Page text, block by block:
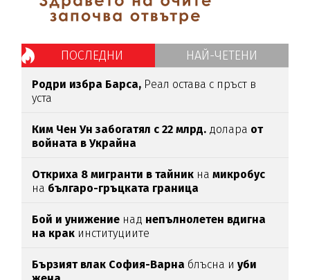
ПОСЛЕДНИ НАЙ-ЧЕТЕНИ
Родри избра Барса, Реал остава с пръст в
уста
Ким Чен Ун забогатял с 22 млрд. долара от
войната в Украйна
Откриха 8 мигранти в тайник намикробус
на българо-гръцката граница
Бой и унижение над непълнолетен вдигна
на крак институциите
Бързият влак София-Варна блъсна иуби